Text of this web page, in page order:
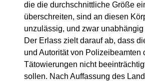
die die durchschnittliche Größe
überschreiten, sind an diesen
unzulässig, und zwar unabhängig
Der Erlass zielt darauf ab, dass
und Autorität von Polizeibeamten
Tätowierungen nicht
sollen. Nach Auffassung des